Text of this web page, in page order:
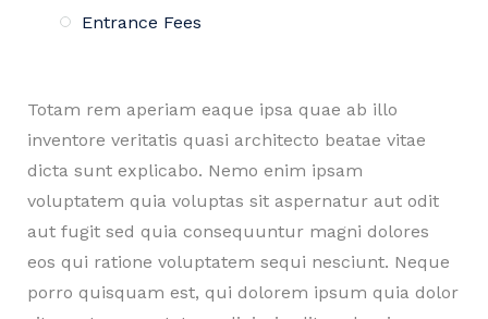
Entrance Fees
Totam rem aperiam eaque ipsa quae ab illo
inventore veritatis quasi architecto beatae vitae
dicta sunt explicabo. Nemo enim ipsam
voluptatem quia voluptas sit aspernatur aut odit
aut fugit sed quia consequuntur magni dolores
eos qui ratione voluptatem sequi nesciunt. Neque
porro quisquam est, qui dolorem ipsum quia dolor